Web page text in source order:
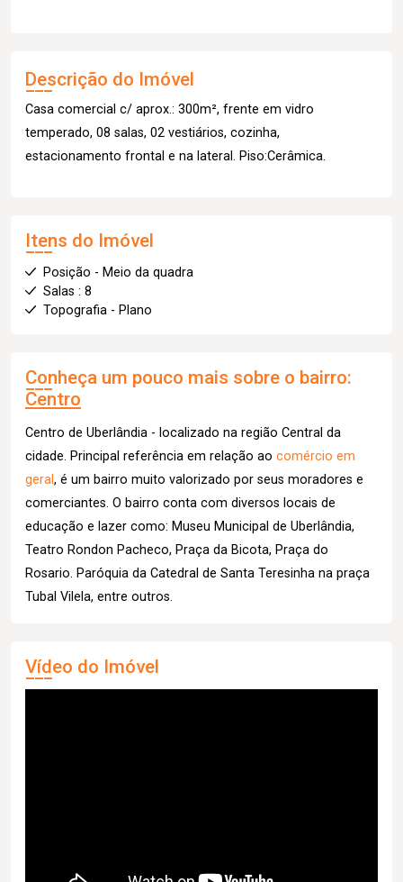
Descrição do Imóvel
Casa comercial c/ aprox.: 300m², frente em vidro
temperado, 08 salas, 02 vestiários, cozinha,
estacionamento frontal e na lateral. Piso:Cerâmica.
Itens do Imóvel
Posição - Meio da quadra
Salas : 8
Topografia - Plano
Conheça um pouco mais sobre o bairro:
Centro
Centro de Uberlândia - localizado na região Central da
cidade. Principal referência em relação ao comércio em
geral, é um bairro muito valorizado por seus moradores e
comerciantes. O bairro conta com diversos locais de
educação e lazer como: Museu Municipal de Uberlândia,
Teatro Rondon Pacheco, Praça da Bicota, Praça do
Rosario. Paróquia da Catedral de Santa Teresinha na praça
Tubal Vilela, entre outros.
Vídeo do Imóvel